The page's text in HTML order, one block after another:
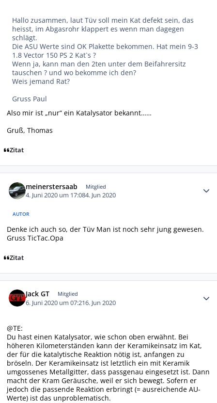
Hallo zusammen, laut Tüv soll mein Kat defekt sein, das
heisst, im Abgasrohr klappert es wenn man dagegen
schlägt.
Die ASU Werte sind OK Plakette bekommen. Hat mein 9-3
1.8 Vector 150 PS 2 Kat`s ?
Wenn ja, kann man den 2ten unter dem Beifahrersitz
tauschen ? und wo bekomme ich den?
Weis jemand Rat?
Gruss Paul
Also mir ist „nur“ ein Katalysator bekannt……
Gruß, Thomas
Zitat
meinerstersaab Mitglied
4. Juni 2020 um 17:084. Jun 2020
AUTOR
Denke ich auch so, der Tüv Man ist noch sehr jung gewesen.
Gruss TicTac.Opa
Zitat
Jack GT Mitglied
6. Juni 2020 um 07:216. Jun 2020
@TE:
Du hast einen Katalysator, wie schon oben erwähnt. Bei
höheren Kilometerständen kann der Keramikeinsatz im Kat,
der für die katalytische Reaktion nötig ist, anfangen zu
bröseln. Der Keramikeinsatz ist letztlich ein mit Keramik
umgossenes Metallgitter, dass passgenau eingesetzt ist. Dann
macht der Kram Geräusche, weil er sich bewegt. Sofern er
jedoch die passende Reaktion erbringt (= ausreichende AU-
Werte) ist das unproblematisch.